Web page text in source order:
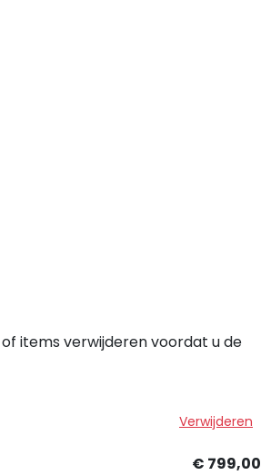
items verwijderen voordat u de
Verwijderen
€ 799,00